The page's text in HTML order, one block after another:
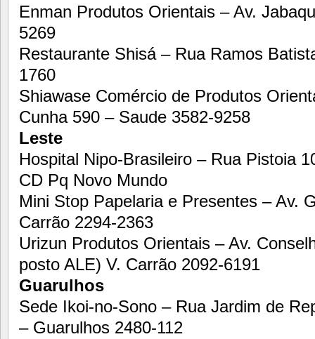
Enman Produtos Orientais – Av.
5269
Restaurante Shisá – Rua Ramos
1760
Shiawase Comércio de Produtos
Cunha 590 – Saude 3582-9258
Leste
Hospital Nipo-Brasileiro – Rua Pistoia
CD Pq Novo Mundo
Mini Stop Papelaria e Presentes – Av.
Carrão 2294-2363
Urizun Produtos Orientais – Av.
posto ALE) V. Carrão 2092-6191
Guarulhos
Sede Ikoi-no-Sono – Rua Jardim de
– Guarulhos 2480-112